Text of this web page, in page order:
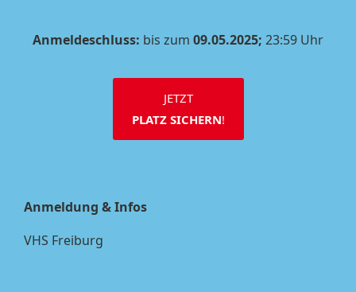
Anmeldeschluss: bis zum 09.05.2025; 23:59 Uhr
JETZT
PLATZ SICHERN!
Anmeldung & Infos
VHS Freiburg